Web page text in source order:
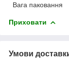
Вага паковання
Приховати
Умови